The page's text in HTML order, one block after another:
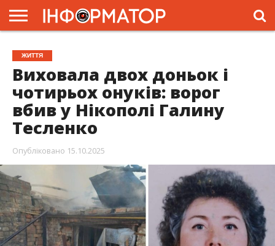
ГОЛОВНА
ЖИТТЯ
ВЛАДА
ГРОШІ
ТРЕШ
ПРЕС-
РЕЛІЗИ
РЕКЛАМА
ПРОЕКТИ
ЖИТТЯ
Виховала двох доньок і
чотирьох онуків: ворог
вбив у Нікополі Галину
Тесленко
Опубліковано 15.10.2025